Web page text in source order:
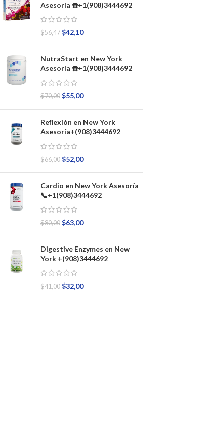
Asesoría ☎️+1(908)3444692
$56,47 $42,10
NutraStart en New York
Asesoría ☎️+1(908)3444692
$70,00 $55,00
Reflexión en New York
Asesoría+(908)3444692
$66,00 $52,00
Cardio en New York Asesoría
📞+1(908)3444692
$80,00 $63,00
Digestive Enzymes en New
York +(908)3444692
$41,00 $32,00